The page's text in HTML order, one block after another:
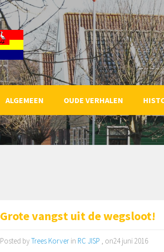
ALGEMEEN OUDE VERHALEN
Grote vangst uit de wegsloot!
Posted byTrees Korver in RC JISP , on24 juni 2016